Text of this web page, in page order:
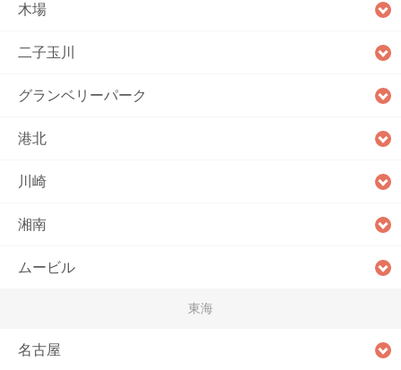
木場
二子玉川
グランベリーパーク
港北
川崎
湘南
ムービル
東海
名古屋